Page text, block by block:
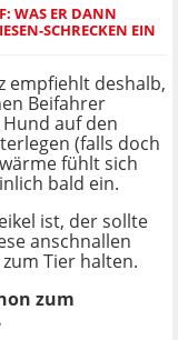
WAS ER DANN
SCHRECKEN EIN
empfiehlt deshalb,
Beifahrer
auf den
(falls doch
fühlt sich
bald ein.
ist, der sollte
anschnallen
Tier halten.
zum